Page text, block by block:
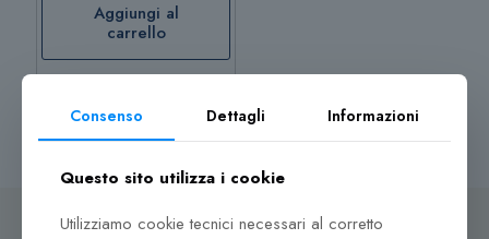
Aggiungi al
carrello
Consenso Dettagli Informazioni
Questo sito utilizza i cookie
Utilizziamo cookie tecnici necessari al corretto